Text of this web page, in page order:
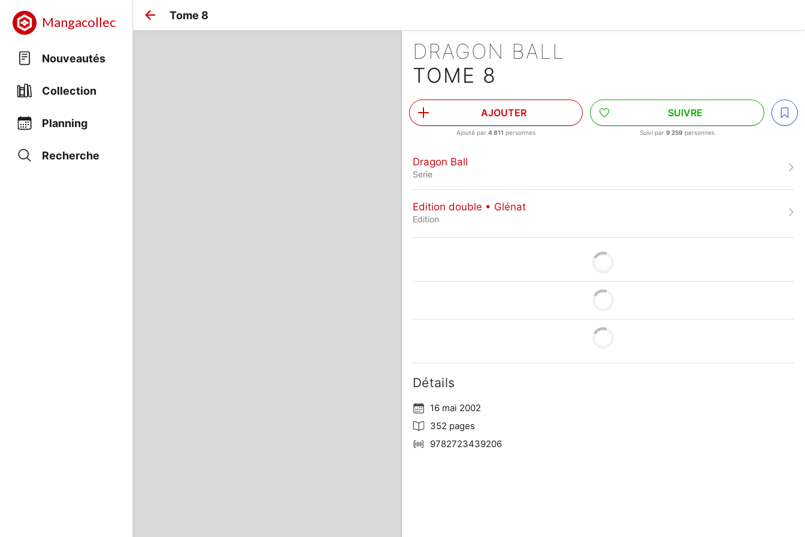
Mangacollec
Nouveautés
Collection
Planning
Recherche
Tome 8
DRAGON BALL
TOME 8
AJOUTER
Ajouté par4 811 personnes
SUIVRE
Suivi par9 259 personnes
Dragon Ball
Serie
Edition double • Glénat
Edition
Détails
16 mai 2002
352 pages
9782723439206